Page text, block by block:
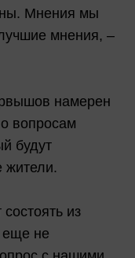
Мнения мы
мнения, –
намерен
вопросам
будут
жители.
из
еще не